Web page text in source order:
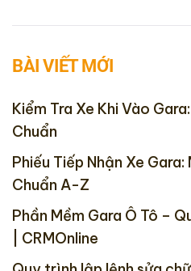
BÀI VIẾT MỚI
Kiểm Tra Xe Khi Vào
Chuẩn
Phiếu Tiếp Nhận Xe
Chuẩn A-Z
Phần Mềm Gara Ô Tô –
| CRMOnline